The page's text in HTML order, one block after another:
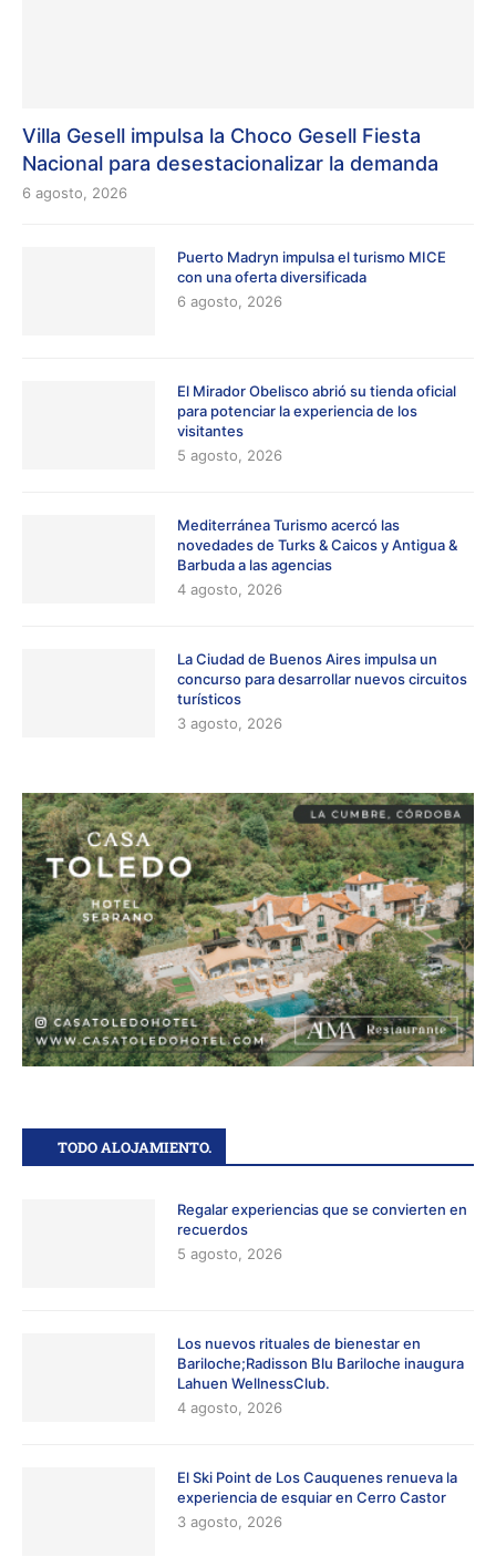
Villa Gesell impulsa la Choco Gesell Fiesta
Nacional para desestacionalizar la demanda
6 agosto, 2026
Puerto Madryn impulsa el turismo MICE
con una oferta diversificada
6 agosto, 2026
El Mirador Obelisco abrió su tienda oficial
para potenciar la experiencia de los
visitantes
5 agosto, 2026
Mediterránea Turismo acercó las
novedades de Turks & Caicos y Antigua &
Barbuda a las agencias
4 agosto, 2026
La Ciudad de Buenos Aires impulsa un
concurso para desarrollar nuevos circuitos
turísticos
3 agosto, 2026
TODO ALOJAMIENTO.
Regalar experiencias que se convierten en
recuerdos
5 agosto, 2026
Los nuevos rituales de bienestar en
Bariloche;Radisson Blu Bariloche inaugura
Lahuen WellnessClub.
4 agosto, 2026
El Ski Point de Los Cauquenes renueva la
experiencia de esquiar en Cerro Castor
3 agosto, 2026